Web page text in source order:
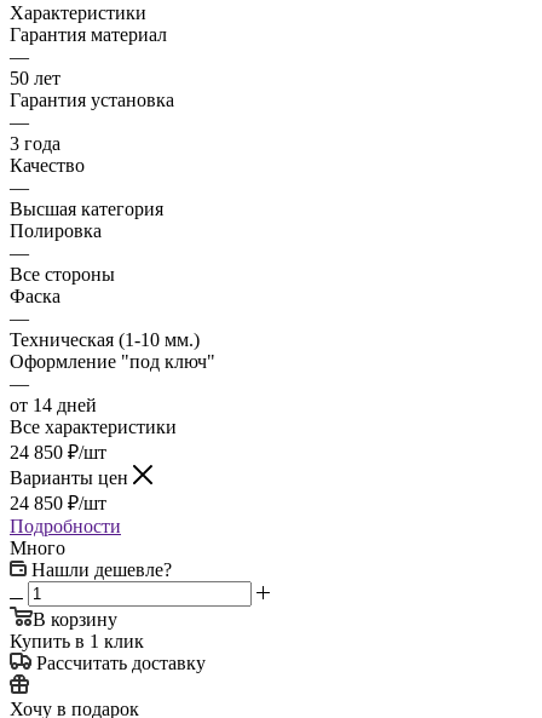
Характеристики
Гарантия материал
—
50 лет
Гарантия установка
—
3 года
Качество
—
Высшая категория
Полировка
—
Все стороны
Фаска
—
Техническая (1-10 мм.)
Оформление "под ключ"
—
от 14 дней
Все характеристики
24 850 ₽/шт
Варианты цен
24 850 ₽/шт
Подробности
Много
Нашли дешевле?
В корзину
Купить в 1 клик
Рассчитать доставку
Хочу в подарок